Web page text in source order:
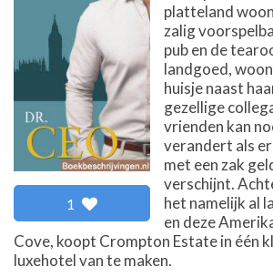
1
platteland
zalig
pub en de
landgoed,
huisje naast
gezellige
vrienden kan
verandert als
met een zak
verschijnt.
het namelijk al
en deze
Cove, koopt Crompton Estate in één
luxehotel van te maken.